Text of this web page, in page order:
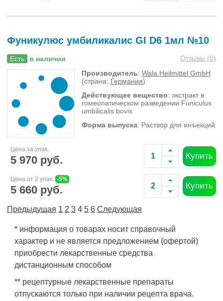
Фуникулюс умбиликалис GI D6 1мл №10
Есть в наличии Отзывы (0)
Производитель: Wala Heilmittel GmbH
(страна: Германия)
Действующее вещество: экстракт в
гомеопатическом разведении Funiculus
umbilicalis bovis
Форма выпуска: Раствор для инъекций
Цена за упак.
5 970 руб. Купить
Цена от 2 упак. -5%
5 660 руб. Купить
Предыдущая 1 2 3 4 5 6 Следующая
* информация о товарах носит справочный
характер и не является предложением (офертой)
приобрести лекарственные средства
дистанционным способом
** рецептурные лекарственные препараты
отпускаются только при наличии рецепта врача.